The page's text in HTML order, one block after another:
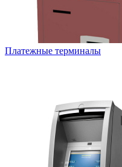
Платежные терминалы